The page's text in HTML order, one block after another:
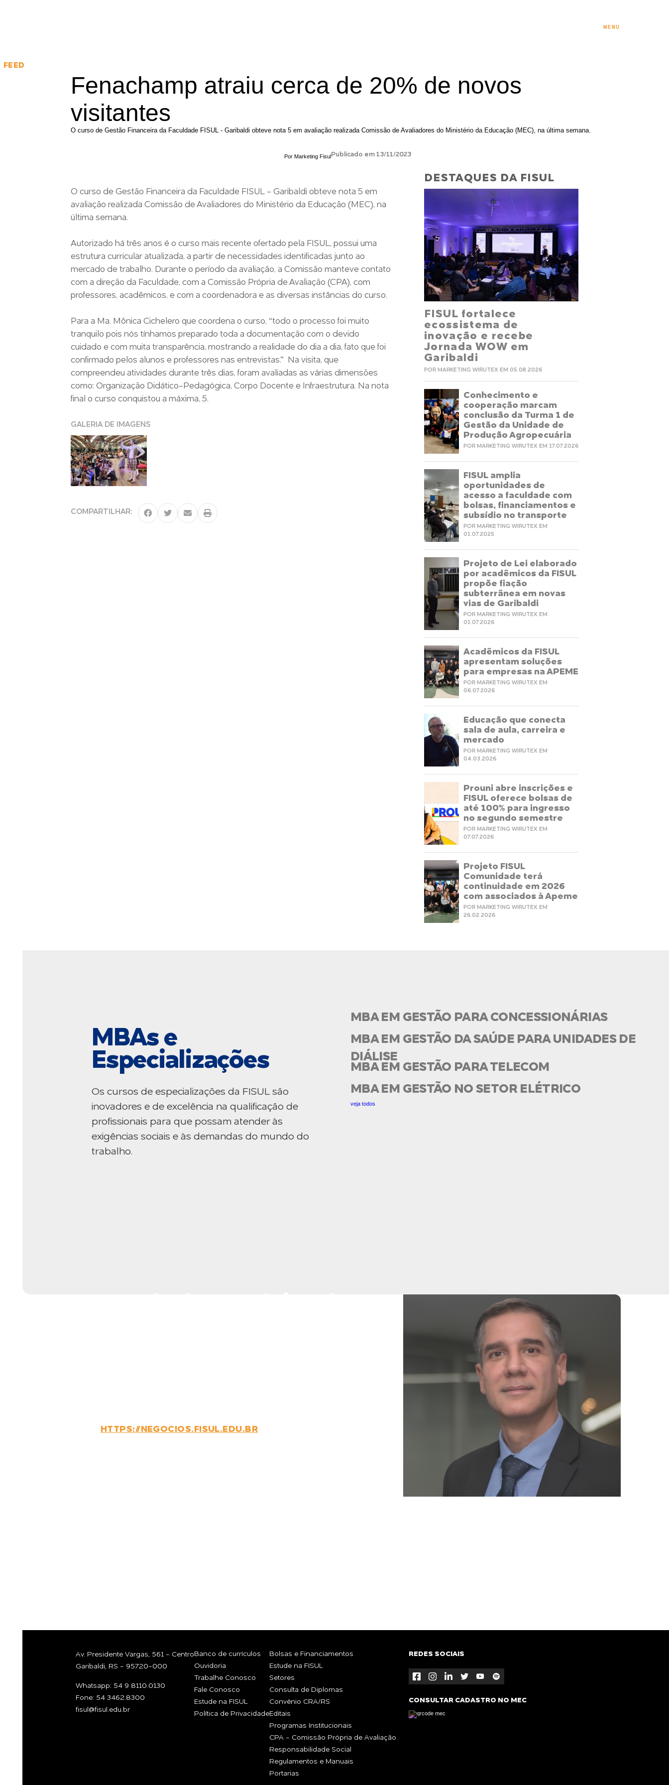
MENU
FEED
Fenachamp atraiu cerca de 20% de novos
visitantes
O curso de Gestão Financeira da Faculdade FISUL - Garibaldi obteve nota 5 em avaliação realizada Comissão de Avaliadores do Ministério da Educação (MEC), na última semana.
Por Marketing FisulPublicado em 13/11/2023
O curso de Gestão Financeira da Faculdade FISUL - Garibaldi obteve nota 5 em
avaliação realizada Comissão de Avaliadores do Ministério da Educação (MEC), na
última semana.
Autorizado há três anos é o curso mais recente ofertado pela FISUL, possui uma
estrutura curricular atualizada, a partir de necessidades identificadas junto ao
mercado de trabalho. Durante o período da avaliação, a Comissão manteve contato
com a direção da Faculdade, com a Comissão Própria de Avaliação (CPA), com
professores, acadêmicos, e com a coordenadora e as diversas instâncias do curso.
Para a Ma. Mônica Cichelero que coordena o curso, “todo o processo foi muito
tranquilo pois nós tínhamos preparado toda a documentação com o devido
cuidado e com muita transparência, mostrando a realidade do dia a dia, fato que foi
confirmado pelos alunos e professores nas entrevistas.” Na visita, que
compreendeu atividades durante três dias, foram avaliadas as várias dimensões
como: Organização Didático-Pedagógica, Corpo Docente e Infraestrutura. Na nota
final o curso conquistou a máxima, 5.
GALERIA DE IMAGENS
COMPARTILHAR:
DESTAQUES DA FISUL
FISUL fortalece
ecossistema de
inovação e recebe
Jornada WOW em
Garibaldi
POR MARKETING WIRUTEX EM 05.08.2026
Conhecimento e
cooperação marcam
conclusão da Turma 1 de
Gestão da Unidade de
Produção Agropecuária
POR MARKETING WIRUTEX EM 17.07.2026
FISUL amplia
oportunidades de
acesso a faculdade com
bolsas, financiamentos e
subsídio no transporte
POR MARKETING WIRUTEX EM
01.07.2025
Projeto de Lei elaborado
por acadêmicos da FISUL
propõe fiação
subterrânea em novas
vias de Garibaldi
POR MARKETING WIRUTEX EM
01.07.2026
Acadêmicos da FISUL
apresentam soluções
para empresas na APEME
POR MARKETING WIRUTEX EM
06.07.2026
Educação que conecta
sala de aula, carreira e
mercado
POR MARKETING WIRUTEX EM
04.03.2026
Prouni abre inscrições e
FISUL oferece bolsas de
até 100% para ingresso
no segundo semestre
POR MARKETING WIRUTEX EM
07.07.2026
Projeto FISUL
Comunidade terá
continuidade em 2026
com associados à Apeme
POR MARKETING WIRUTEX EM
26.02.2026
MBAs e
Especializações
Os cursos de especializações da FISUL são
inovadores e de excelência na qualificação de
profissionais para que possam atender às
exigências sociais e às demandas do mundo do
trabalho.
MBA EM GESTÃO PARA CONCESSIONÁRIAS
MBA EM GESTÃO DA SAÚDE PARA UNIDADES DE
DIÁLISE
MBA EM GESTÃO PARA TELECOM
MBA EM GESTÃO NO SETOR ELÉTRICO
veja todos
HTTPS://NEGOCIOS.FISUL.EDU.BR
Av. Presidente Vargas, 561 - Centro
Garibaldi, RS - 95720-000
Whatsapp: 54 9 8110.0130
Fone: 54 3462.8300
fisul@fisul.edu.br
Banco de currículos
Ouvidoria
Trabalhe Conosco
Fale Conosco
Estude na FISUL
Política de Privacidade
Bolsas e Financiamentos
Estude na FISUL
Setores
Consulta de Diplomas
Convênio CRA/RS
Editais
Programas Institucionais
CPA - Comissão Própria de Avaliação
Responsabilidade Social
Regulamentos e Manuais
Portarias
REDES SOCIAIS
CONSULTAR CADASTRO NO MEC